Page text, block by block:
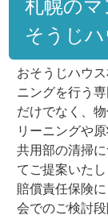
札幌の
そうじ
おそうじハウ
ニングを行う
だけでなく、
リーニングや
共用部の清掃
てご提案いた
賠償責任保険
会でのご検討